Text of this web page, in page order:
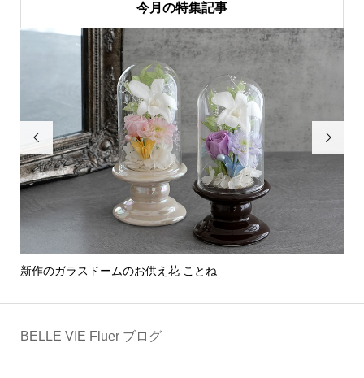
今月の特集記事

新作のガラスドームのお供え花 ことね

BELLE VIE Fluer ブログ